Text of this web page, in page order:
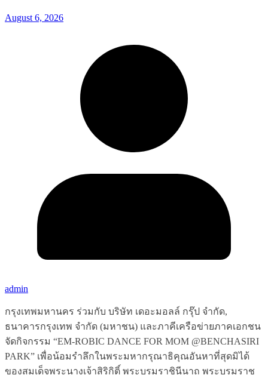
August 6, 2026
admin
กรุงเทพมหานคร ร่วมกับ บริษัท เดอะมอลล์ กรุ๊ป จำกัด,
ธนาคารกรุงเทพ จำกัด (มหาชน) และภาคีเครือข่ายภาคเอกชน
จัดกิจกรรม “EM-ROBIC DANCE FOR MOM @BENCHASIRI
PARK” เพื่อน้อมรำลึกในพระมหากรุณาธิคุณอันหาที่สุดมิได้
ของสมเด็จพระนางเจ้าสิริกิติ์ พระบรมราชินีนาถ พระบรมราช